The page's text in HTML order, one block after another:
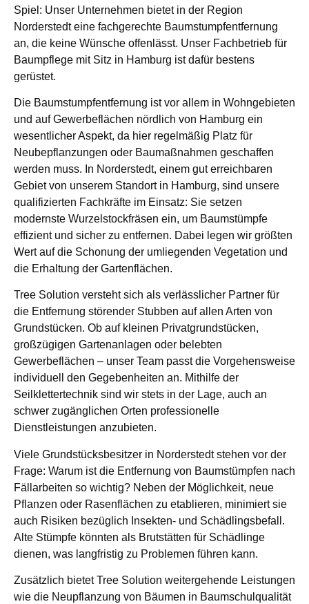
Spiel: Unser Unternehmen bietet in der Region
Norderstedt eine fachgerechte Baumstumpfentfernung
an, die keine Wünsche offenlässt. Unser Fachbetrieb für
Baumpflege mit Sitz in Hamburg ist dafür bestens
gerüstet.
Die Baumstumpfentfernung ist vor allem in Wohngebieten
und auf Gewerbeflächen nördlich von Hamburg ein
wesentlicher Aspekt, da hier regelmäßig Platz für
Neubepflanzungen oder Baumaßnahmen geschaffen
werden muss. In Norderstedt, einem gut erreichbaren
Gebiet von unserem Standort in Hamburg, sind unsere
qualifizierten Fachkräfte im Einsatz: Sie setzen
modernste Wurzelstockfräsen ein, um Baumstümpfe
effizient und sicher zu entfernen. Dabei legen wir größten
Wert auf die Schonung der umliegenden Vegetation und
die Erhaltung der Gartenflächen.
Tree Solution versteht sich als verlässlicher Partner für
die Entfernung störender Stubben auf allen Arten von
Grundstücken. Ob auf kleinen Privatgrundstücken,
großzügigen Gartenanlagen oder belebten
Gewerbeflächen – unser Team passt die Vorgehensweise
individuell den Gegebenheiten an. Mithilfe der
Seilklettertechnik sind wir stets in der Lage, auch an
schwer zugänglichen Orten professionelle
Dienstleistungen anzubieten.
Viele Grundstücksbesitzer in Norderstedt stehen vor der
Frage: Warum ist die Entfernung von Baumstümpfen nach
Fällarbeiten so wichtig? Neben der Möglichkeit, neue
Pflanzen oder Rasenflächen zu etablieren, minimiert sie
auch Risiken bezüglich Insekten- und Schädlingsbefall.
Alte Stümpfe könnten als Brutstätten für Schädlinge
dienen, was langfristig zu Problemen führen kann.
Zusätzlich bietet Tree Solution weitergehende Leistungen
wie die Neupflanzung von Bäumen in Baumschulqualität